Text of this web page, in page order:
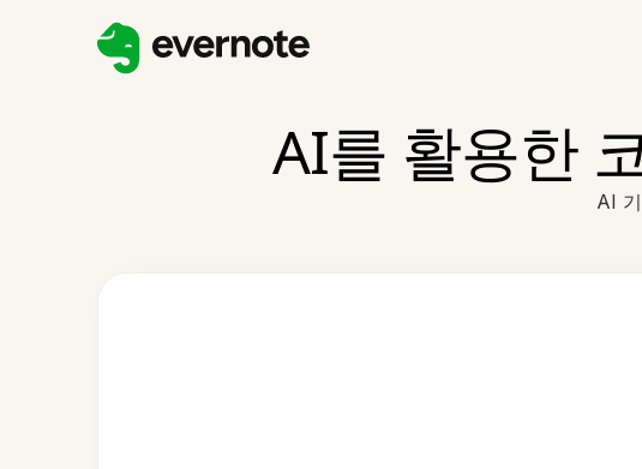
AI를 활용한
AI